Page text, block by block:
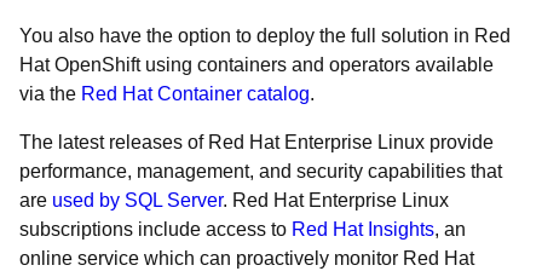
You also have the option to deploy the full solution in Red
Hat OpenShift using containers and operators available
via the Red Hat Container catalog.
The latest releases of Red Hat Enterprise Linux provide
performance, management, and security capabilities that
are used by SQL Server. Red Hat Enterprise Linux
subscriptions include access to Red Hat Insights, an
online service which can proactively monitor Red Hat